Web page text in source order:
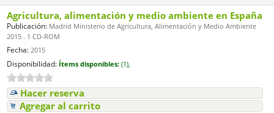
Agricultura, alimentación y medio ambiente en España
Publicación: Madrid Ministerio de Agricultura, Alimentación y Medio Ambiente
2015 . 1 CD-ROM
Fecha: 2015
Disponibilidad: Ítems disponibles: (1),
Hacer reserva
Agregar al carrito